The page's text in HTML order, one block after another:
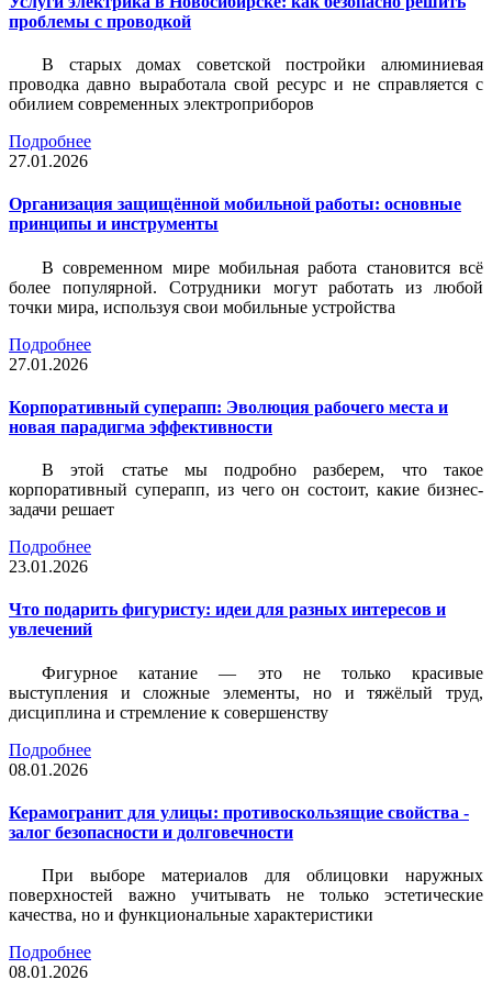
проблемы с проводкой
В старых домах советской постройки алюминиевая
проводка давно выработала свой ресурс и не справляется с
обилием современных электроприборов
Подробнее
27.01.2026
Организация защищённой мобильной работы: основные
принципы и инструменты
В современном мире мобильная работа становится всё
более популярной. Сотрудники могут работать из любой
точки мира, используя свои мобильные устройства
Подробнее
27.01.2026
Корпоративный суперапп: Эволюция рабочего места и
новая парадигма эффективности
В этой статье мы подробно разберем, что такое
корпоративный суперапп, из чего он состоит, какие бизнес-
задачи решает
Подробнее
23.01.2026
Что подарить фигуристу: идеи для разных интересов и
увлечений
Фигурное катание — это не только красивые
выступления и сложные элементы, но и тяжёлый труд,
дисциплина и стремление к совершенству
Подробнее
08.01.2026
Керамогранит для улицы: противоскользящие свойства -
залог безопасности и долговечности
При выборе материалов для облицовки наружных
поверхностей важно учитывать не только эстетические
качества, но и функциональные характеристики
Подробнее
08.01.2026